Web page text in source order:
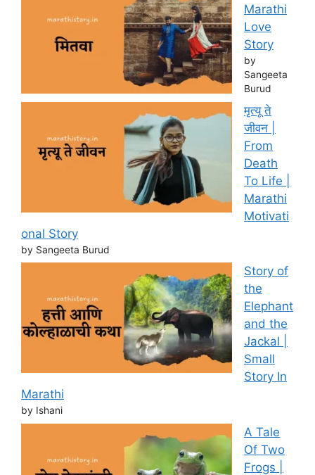
Marathi
Love
Story
by
Sangeeta
Burud
मृत्यू ते
जीवन |
From
Death
To Life |
Marathi
Motivati
onal Story
by Sangeeta Burud
Story of
the
Elephant
and the
Jackal |
Small
Story In
Marathi
by Ishani
A Tale
Of Two
Frogs |